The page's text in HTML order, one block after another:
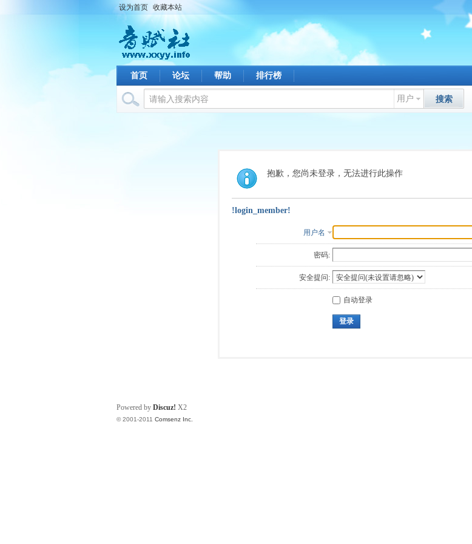
设为首页 收藏本站
首页 论坛 帮助 排行榜
用户 搜索
抱歉，您尚未登录，无法进行此操作
!login_member!
用户名
密码:
安全提问:
自动登录
登录
Powered by Discuz! X2
© 2001-2011 Comsenz Inc.